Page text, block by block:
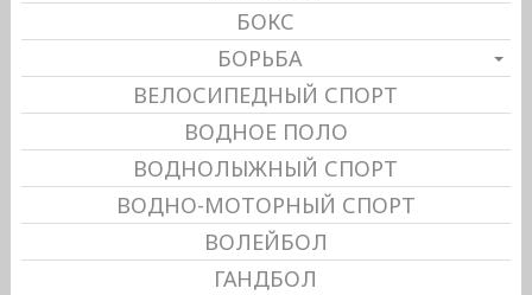
БОКС
БОРЬБА
ВЕЛОСИПЕДНЫЙ СПОРТ
ВОДНОЕ ПОЛО
ВОДНОЛЫЖНЫЙ СПОРТ
ВОДНО-МОТОРНЫЙ СПОРТ
ВОЛЕЙБОЛ
ГАНДБОЛ